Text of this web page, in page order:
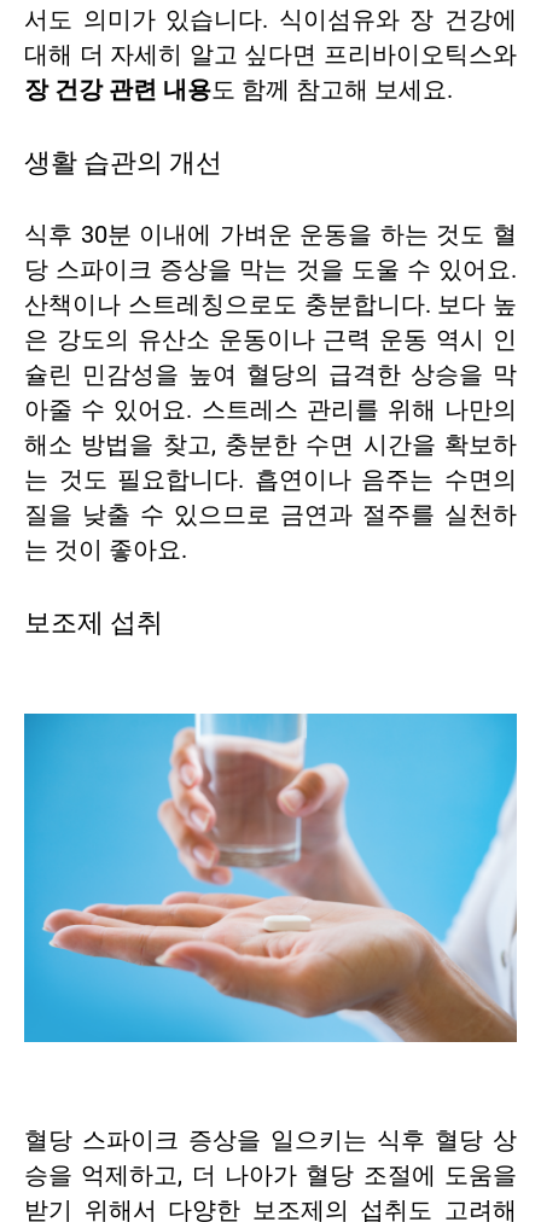
서도 의미가 있습니다. 식이섬유와 장 건강에
대해 더 자세히 알고 싶다면 프리바이오틱스와
장 건강 관련 내용도 함께 참고해 보세요.
생활 습관의 개선
식후 30분 이내에 가벼운 운동을 하는 것도 혈
당 스파이크 증상을 막는 것을 도울 수 있어요.
산책이나 스트레칭으로도 충분합니다. 보다 높
은 강도의 유산소 운동이나 근력 운동 역시 인
슐린 민감성을 높여 혈당의 급격한 상승을 막
아줄 수 있어요. 스트레스 관리를 위해 나만의
해소 방법을 찾고, 충분한 수면 시간을 확보하
는 것도 필요합니다. 흡연이나 음주는 수면의
질을 낮출 수 있으므로 금연과 절주를 실천하
는 것이 좋아요.
보조제 섭취
혈당 스파이크 증상을 일으키는 식후 혈당 상
승을 억제하고, 더 나아가 혈당 조절에 도움을
받기 위해서 다양한 보조제의 섭취도 고려해